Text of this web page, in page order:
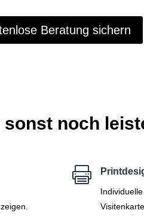
Beratung sichern
sonst noch
